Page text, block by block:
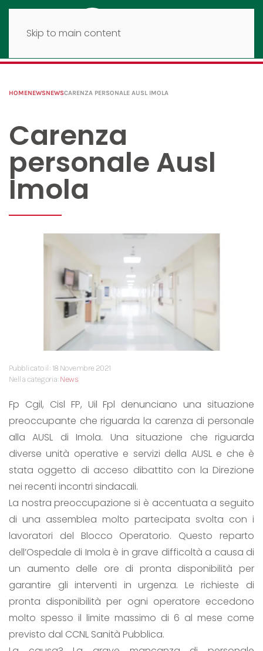
Skip to main content
HOMENEWSNEWSCARENZA PERSONALE AUSL IMOLA
Carenza
personale Ausl
Imola
Pubblicato il: 18 Novembre 2021
Nella categoria:News
Fp Cgil, Cisl FP, Uil Fpl denunciano una situazione
preoccupante che riguarda la carenza di personale
alla AUSL di Imola. Una situazione che riguarda
diverse unità operative e servizi della AUSL e che è
stata oggetto di acceso dibattito con la Direzione
nei recenti incontri sindacali.
La nostra preoccupazione si è accentuata a seguito
di una assemblea molto partecipata svolta con i
lavoratori del Blocco Operatorio. Questo reparto
dell’Ospedale di Imola è in grave difficoltà a causa di
un aumento delle ore di pronta disponibilità per
garantire gli interventi in urgenza. Le richieste di
pronta disponibilità per ogni operatore eccedono
molto spesso il limite massimo di 6 al mese come
previsto dal CCNL Sanità Pubblica.